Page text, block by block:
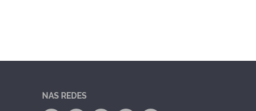
NAS REDES